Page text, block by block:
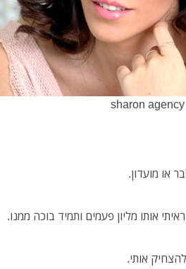
או מועדון.
אותו מליון פעמים ותמיד בוכה ממנו.
אותי.